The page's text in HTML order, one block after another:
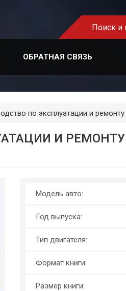
Поиск и
ОБРАТНАЯ СВЯЗЬ
по эксплуатации и
И РЕМОНТУ
Модель авто:
Год выпуска:
Тип двигателя:
Формат книги:
Размер книги: